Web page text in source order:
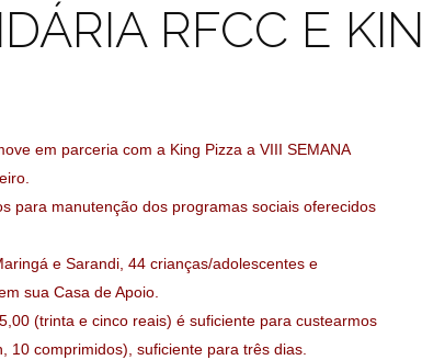
RFCC E
em parceria com a King Pizza a VIII SEMANA
para manutenção dos programas sociais oferecidos
e Sarandi, 44 crianças/adolescentes e
sua Casa de Apoio.
(trinta e cinco reais) é suficiente para custearmos
comprimidos), suficiente para três dias.